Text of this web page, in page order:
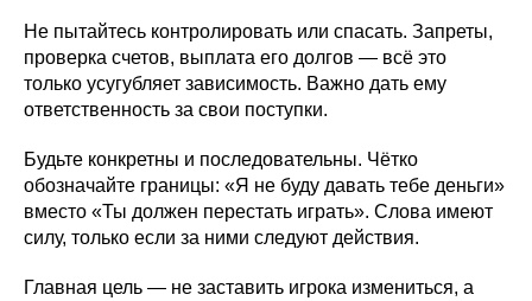
Не пытайтесь контролировать или спасать. Запреты,
проверка счетов, выплата его долгов — всё это
только усугубляет зависимость. Важно дать ему
ответственность за свои поступки.
Будьте конкретны и последовательны. Чётко
обозначайте границы: «Я не буду давать тебе деньги»
вместо «Ты должен перестать играть». Слова имеют
силу, только если за ними следуют действия.
Главная цель — не заставить игрока измениться, а